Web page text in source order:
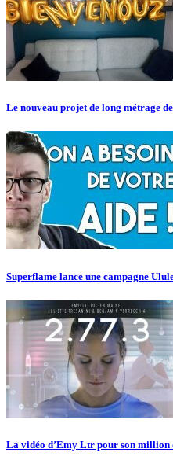
Le nouveau projet de long métrage
Superflame lance une campagne
La vidéo d’Emy Ltr pour son million